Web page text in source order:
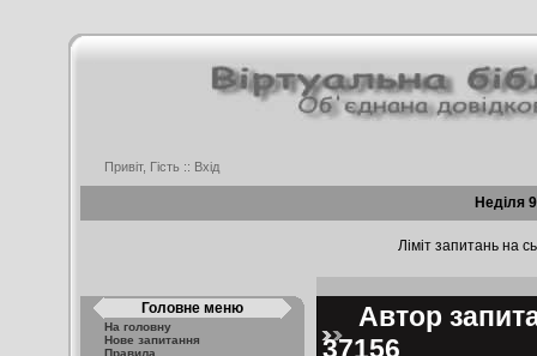
Привіт, Гість :: Вхід
Неділя
Ліміт запитань на
Головне меню
На головну
Нове запитання
Правила
Автор
37156